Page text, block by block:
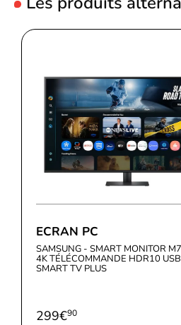
Type de panneau
Nombre de couleurs
affichées
1.07 billion
Nom marketing du ratio de
contraste dynamique
Mega
Prise en charge HDR
Y
Luminosité de l'écran
(typique)
Technologie HDR (plage
dynamique élevée)
High
Taux de courbure d'écran
Mode Jeu
ECRAN PC
SAMSUNG - SMART MONITOR
4K TÉLÉCOMMANDE HDR10
SMART TV PLUS
299€90